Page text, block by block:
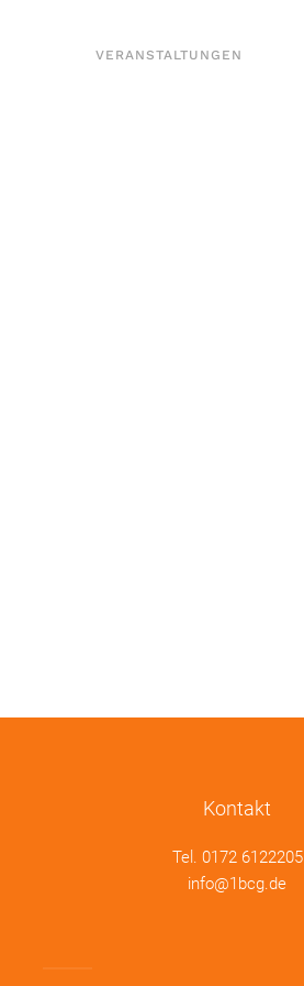
VERANSTALTUNGEN
Kontakt
Tel. 0172 6122205
info@1bcg.de